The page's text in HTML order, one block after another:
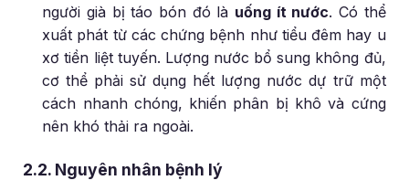
người già bị táo bón đó là uống ít nước. Có thể
xuất phát từ các chứng bệnh như tiểu đêm hay u
xơ tiền liệt tuyến. Lượng nước bổ sung không đủ,
cơ thể phải sử dụng hết lượng nước dự trữ một
cách nhanh chóng, khiến phân bị khô và cứng
nên khó thải ra ngoài.
2.2. Nguyên nhân bệnh lý